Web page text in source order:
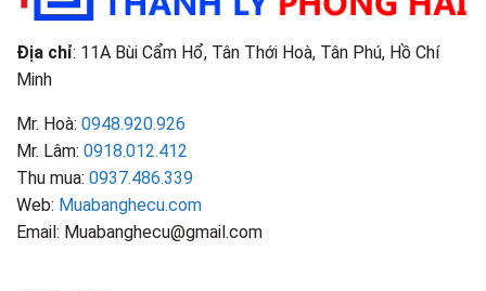
Biết
Địa chỉ: 11A Bùi Cẩm Hổ, Tân Thới Hoà, Tân Phú, Hồ Chí
Minh
Mr. Hoà: 0948.920.926
Mr. Lâm: 0918.012.412
Thu mua: 0937.486.339
Web: Muabanghecu.com
Email: Muabanghecu@gmail.com